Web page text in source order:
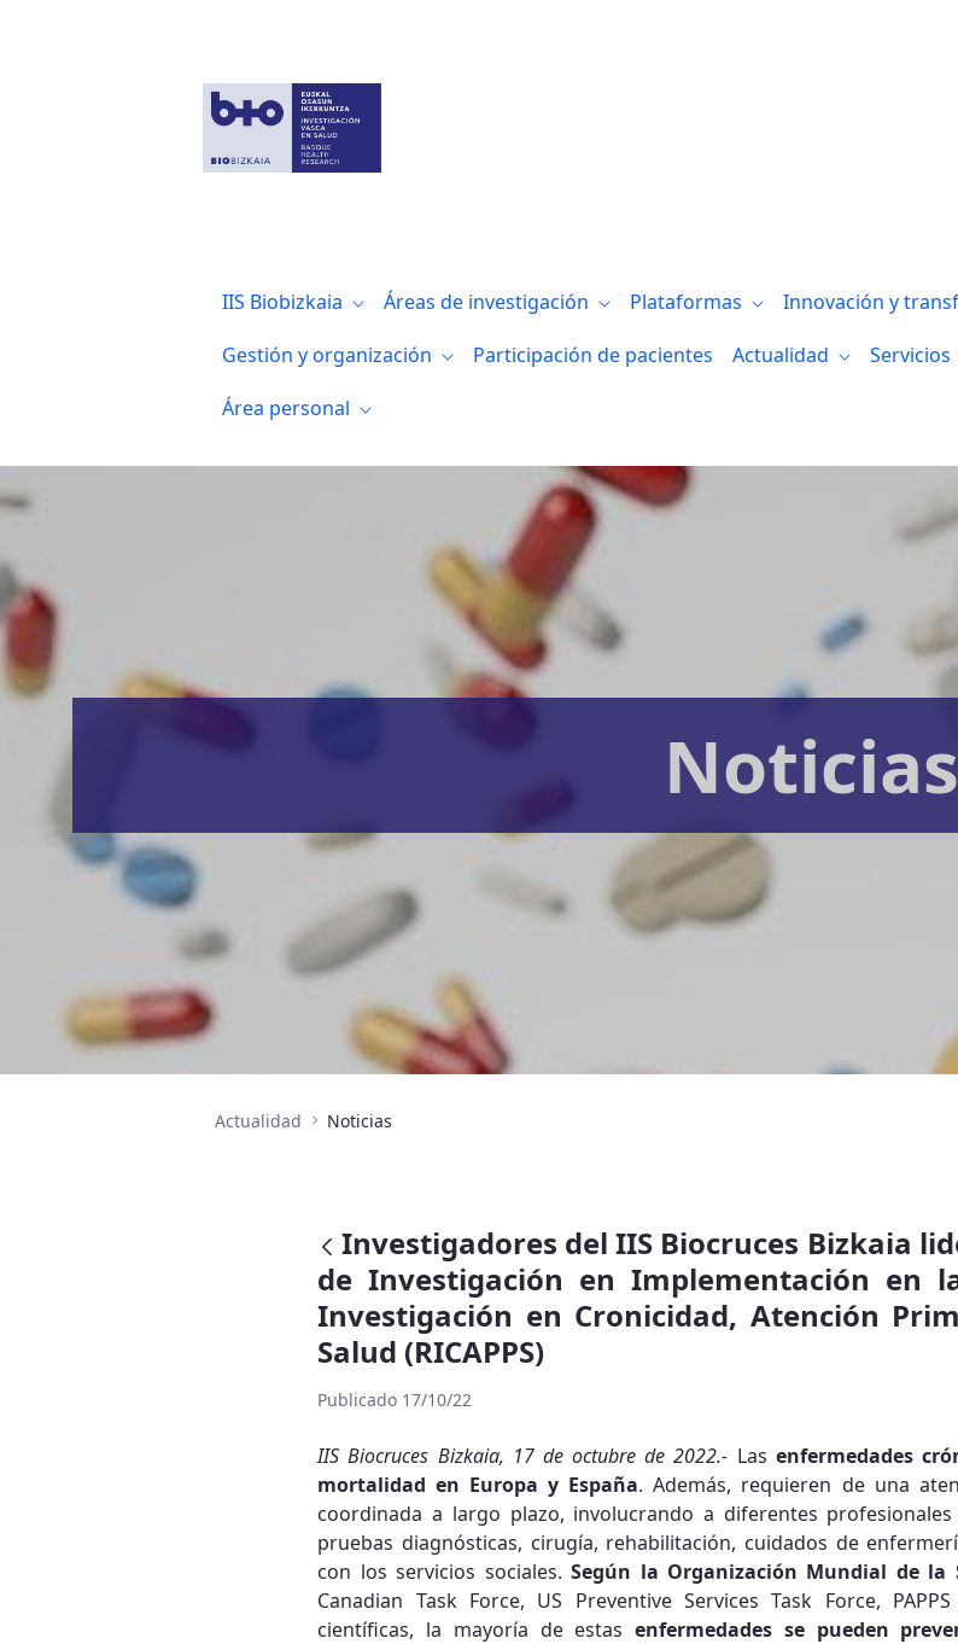
IIS Biobizkaia Áreas de investigación Plataformas Innovación y
Gestión y organización
Participación de pacientes Actualidad Servicios
Área personal
Noticias
Actualidad Noticias
Investigadores del IIS Biocruces Bizkaia
de Investigación en Implementación en
Investigación en Cronicidad, Atención
Salud (RICAPPS)
Publicado 17/10/22
IIS Biocruces Bizkaia, 17 de octubre de 2022.- Las enfermedades
mortalidad en Europa y España. Además, requieren de una
coordinada a largo plazo, involucrando a diferentes
pruebas diagnósticas, cirugía, rehabilitación, cuidados de
con los servicios sociales.Según la Organización Mundial de la
Canadian Task Force, US Preventive Services Task Force,
científicas, la mayoría de estasenfermedades se pueden